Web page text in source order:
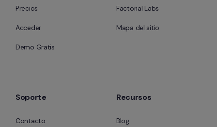
Precios
Acceder
Demo Gratis
Factorial Labs
Mapa del sitio
Soporte
Contacto
Recursos
Blog